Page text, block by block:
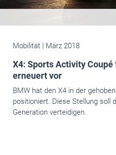
Mobilität | März 2018
X4: Sports Activity Coupé
erneuert vor
BMW hat den X4 in der
positioniert. Diese Stellung soll
Generation verteidigen.